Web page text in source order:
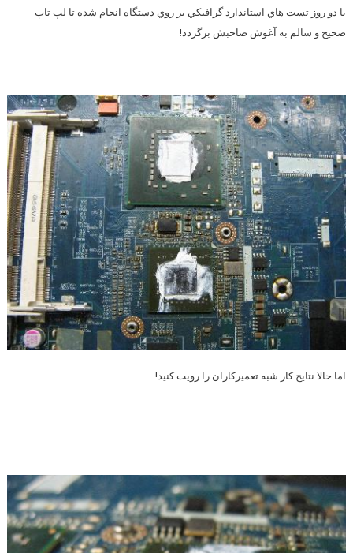
يا دو روز تست هاي استاندارد گرافيكي بر روي دستگاه انجام شده تا لپ تاپ
صحيح و سالم به آغوش صاحبش برگردد!
اما حالا نتايج كار شبه تعميركاران را رويت كنيد!